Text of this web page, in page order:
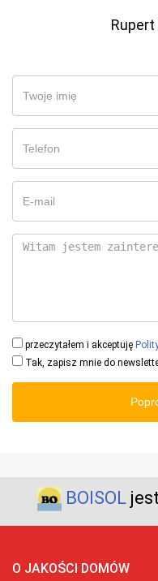
Rupert
przeczytałem i akceptuję
Tak, zapisz mnie do
BOISOLjest
O JAKOŚCI DOMÓW